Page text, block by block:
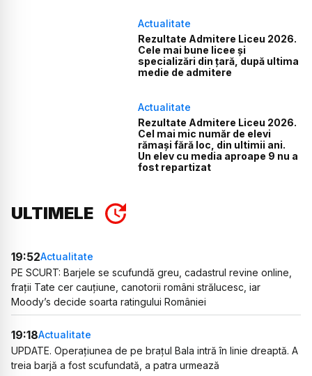
Actualitate
Rezultate Admitere Liceu 2026.
Cele mai bune licee și
specializări din țară, după ultima
medie de admitere
Actualitate
Rezultate Admitere Liceu 2026.
Cel mai mic număr de elevi
rămași fără loc, din ultimii ani.
Un elev cu media aproape 9 nu a
fost repartizat
ULTIMELE
19:52Actualitate
PE SCURT: Barjele se scufundă greu, cadastrul revine online,
frații Tate cer cauțiune, canotorii români strălucesc, iar
Moody’s decide soarta ratingului României
19:18Actualitate
UPDATE. Operațiunea de pe brațul Bala intră în linie dreaptă. A
treia barjă a fost scufundată, a patra urmează